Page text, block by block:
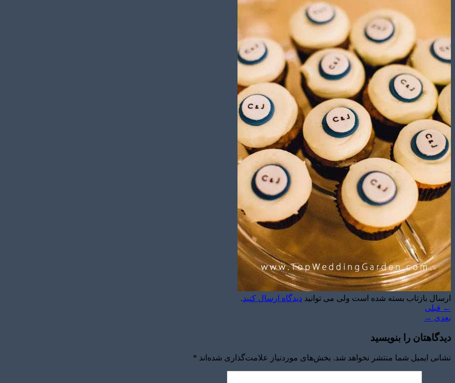
تشریفات مجالس
باغ های عروسی
استودیو عکاسی
قیمت منوها
برآورد قیمت
برآورد قیمت
ارسال بازتاب بسته شده است ولی می توانید دیدگاه ارسال کنید.
← قبلی
بعدی →
دیدگاهتان را بنویسید
نشانی ایمیل شما منتشر نخواهد شد. بخش‌های موردنیاز علامت‌گذاری شده‌اند *